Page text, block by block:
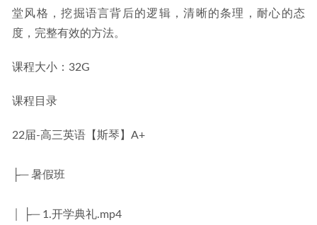
堂风格，挖掘语言背后的逻辑，清晰的条理，耐心的态
度，完整有效的方法。
课程大小：32G
课程目录
22届-高三英语【斯琴】A+
├─ 暑假班
│ ├─ 1.开学典礼.mp4